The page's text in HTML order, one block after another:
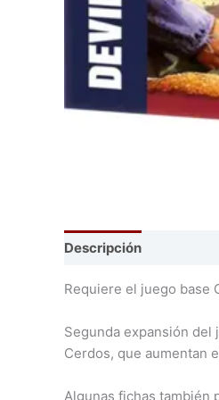
Descripción
Requiere el juego base
Segunda expansión
Cerdos, que aumentan
Algunas fichas también